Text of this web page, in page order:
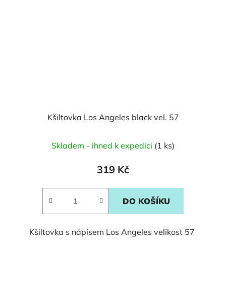
Kšiltovka Los Angeles black vel. 57
Skladem - ihned k expedici (1 ks)
319 Kč
DO KOŠÍKU
Kšiltovka s nápisem Los Angeles velikost 57